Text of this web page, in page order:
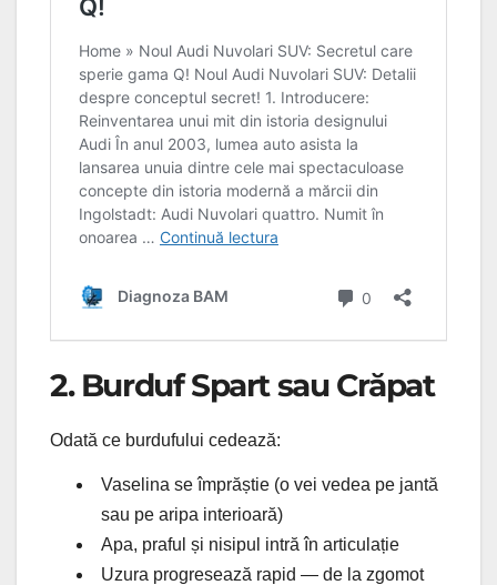
2. Burduf Spart sau Crăpat
Odată ce burdufului cedează:
Vaselina se împrăștie (o vei vedea pe jantă
sau pe aripa interioară)
Apa, praful și nisipul intră în articulație
Uzura progresează rapid — de la zgomot